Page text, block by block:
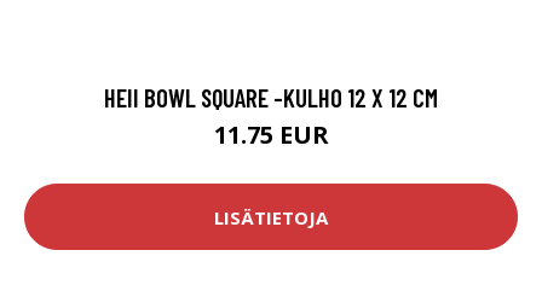
HEII BOWL SQUARE -KULHO 12 X 12 CM
11.75 EUR
LISÄTIETOJA